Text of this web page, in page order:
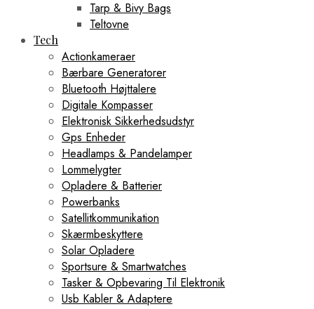
Tarp & Bivy Bags
Teltovne
Tech
Actionkameraer
Bærbare Generatorer
Bluetooth Højttalere
Digitale Kompasser
Elektronisk Sikkerhedsudstyr
Gps Enheder
Headlamps & Pandelamper
Lommelygter
Opladere & Batterier
Powerbanks
Satellitkommunikation
Skærmbeskyttere
Solar Opladere
Sportsure & Smartwatches
Tasker & Opbevaring Til Elektronik
Usb Kabler & Adaptere